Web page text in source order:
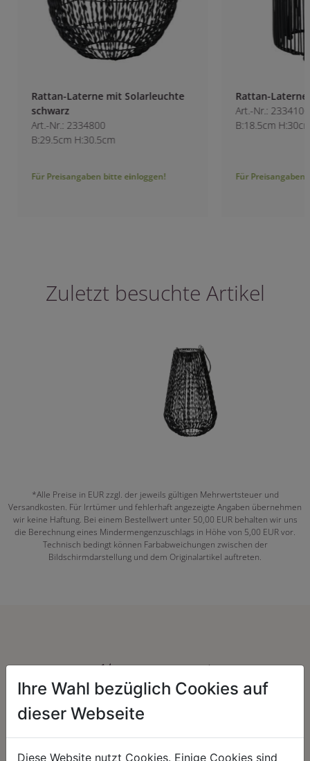
Rattan-Laterne mit Solarleuchte
schwarz
Art.-Nr.: 2334800
B:29.5cm H:30.5cm
Für Preisangaben bitte einloggen!
Rattan-Laterne
Art.-Nr.: 2334100
B:18.5cm H:30cm
Für Preisangaben
Zuletzt besuchte Artikel
*Alle Preise in EUR zzgl. der jeweils gültigen Mehrwertsteuer und
Versandkosten. Für Irrtümer und fehlerhaft angezeigte Angaben übernehmen
wir keine Haftung. Bei einem Bestellwert unter 50,00 EUR behalten wir uns
die Berechnung eines Mindermengenzuschlags in Höhe von 5,00 EUR vor.
Technisch bedingt können Farbabweichungen zwischen der
Bildschirmdarstellung und dem Originalartikel auftreten.
Herzenssache:
Ihre Wahl bezüglich Cookies auf
dieser Webseite
Diese Website nutzt Cookies. Einige Cookies sind